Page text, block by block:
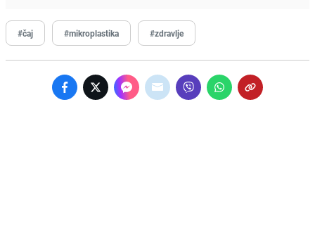
#čaj #mikroplastika #zdravlje